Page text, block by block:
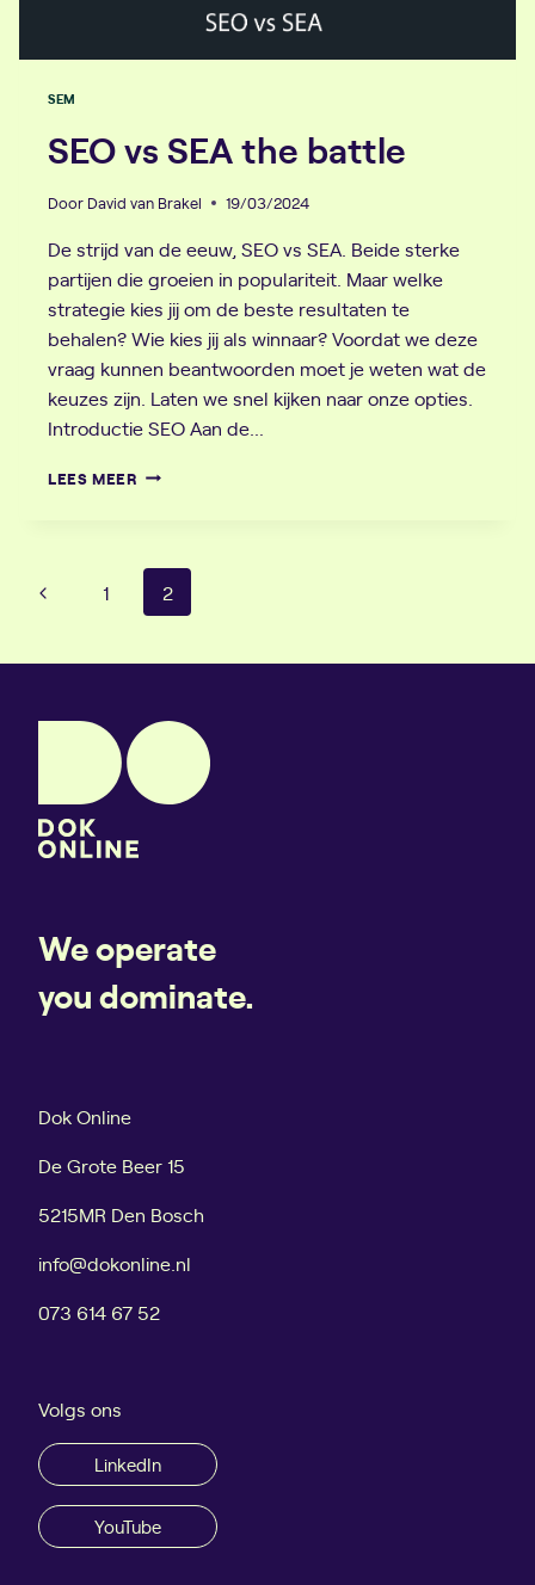
SEM
SEO vs SEA the battle
Door David van Brakel 19/03/2024
De strijd van de eeuw, SEO vs SEA. Beide sterke
partijen die groeien in populariteit. Maar welke
strategie kies jij om de beste resultaten te
behalen? Wie kies jij als winnaar? Voordat we deze
vraag kunnen beantwoorden moet je weten wat de
keuzes zijn. Laten we snel kijken naar onze opties.
Introductie SEO Aan de…
LEES MEER SEO
BATTLE
Paginanavigatie
Vorige
1 2
We operate
you dominate.
Dok Online
De Grote Beer 15
5215MR Den Bosch
info@dokonline.nl
073 614 67 52
Volgs ons
LinkedIn
YouTube